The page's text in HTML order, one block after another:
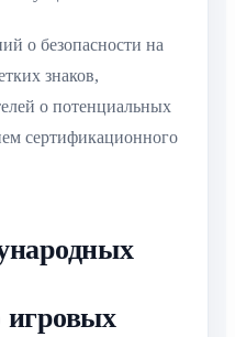
о безопасности на
знаков,
о потенциальных
сертификационного